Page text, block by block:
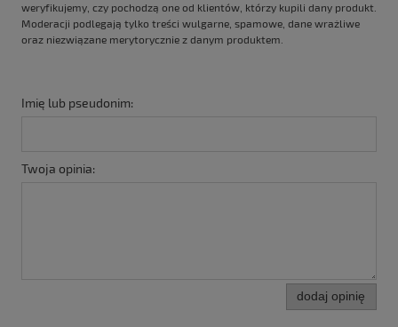
weryfikujemy, czy pochodzą one od klientów, którzy kupili dany produkt.
Moderacji podlegają tylko treści wulgarne, spamowe, dane wrażliwe
oraz niezwiązane merytorycznie z danym produktem.
Imię lub pseudonim:
Twoja opinia:
dodaj opinię